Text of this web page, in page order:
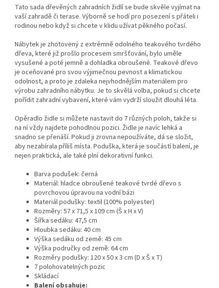
Tato sada dřevěných zahradních židlí se bude skvěle vyjímat na
vaší zahradě či terase. Výborně se hodí pro posezení s přáteli i
rodinou nebo když si chcete v klidu užívat pěkného počasí.
Nábytek je zhotovený z extrémně odolného teakového tvrdého
dřeva, které již prošlo procesem smršťování, bylo uměle
vysušené a poté jemně a dohladka obroušené. Teakové dřevo
je oceňované pro svou výjimečnou pevnost a klimatickou
odolnost, a proto je zdaleka nejvhodnějším materiálem pro
výrobu zahradního nábytku. Je to skvělá volba, pokud si chcete
pořídit zahradní vybavení, které vám vydrží sloužit dlouhá léta.
Opěradlo židle si můžete nastavit do 7 různých poloh, takže si
na ní vždy najdete pohodlnou pozici. Židle je navíc lehká a
snadno se přenáší. Pokud ji zrovna nepoužíváte, dá se složit,
aby nezabírala příliš místa. Poduška, která je součástí balení, je
nejen praktická, ale také plní dekorativní funkci.
Barva podušek: černá
Materiál: hladce obroušené teakové tvrdé dřevo s
povrchovou úpravou na vodní bázi
Materiál podušky: textil (100% polyester)
Rozměry: 57 x 71,5 x 109 cm (Š x H x V)
Šířka sedáku: 47,5 cm
Hloubka sedáku: 40 cm
Výška sedáku od země: 45 cm
Výška područky od země: 64 cm
Rozměry podušky: 120 x 50 x 3 cm (D x Š x T)
7 polohovatelných pozic
Skládací
Balení obsahuje: